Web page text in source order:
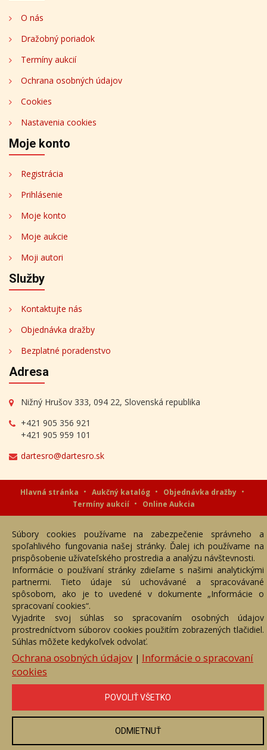
O nás
Dražobný poriadok
Termíny aukcií
Ochrana osobných údajov
Cookies
Nastavenia cookies
Moje konto
Registrácia
Prihlásenie
Moje konto
Moje aukcie
Moji autori
Služby
Kontaktujte nás
Objednávka dražby
Bezplatné poradenstvo
Adresa
Nižný Hrušov 333, 094 22, Slovenská republika
+421 905 356 921
+421 905 959 101
dartesro@dartesro.sk
Hlavná stránka Aukčný katalóg
Objednávka dražby
Termíny aukcií
Online Aukcia
Akékoľvek používanie obrazových a textových súčastí tejto stránky je
podmienené výslovným súhlasom jej vlastníka. Všetky práva sú
vyhradené.
Súbory cookies používame na zabezpečenie správneho a
spoľahlivého fungovania našej stránky. Ďalej ich používame na
prispôsobenie užívateľského prostredia a analýzu návštevnosti.
Informácie o používaní stránky zdieľame s našimi analytickými
partnermi. Tieto údaje sú uchovávané a spracovávané
spôsobom, ako je to uvedené v dokumente „Informácie o
spracovaní cookies“.
Vyjadrite svoj súhlas so spracovaním osobných údajov
prostredníctvom súborov cookies použitím zobrazených tlačidiel.
Súhlas môžete kedykoľvek odvolať.
Ochrana osobných údajov| Informácie o spracovaní
cookies
POVOLIŤ VŠETKO
ODMIETNUŤ